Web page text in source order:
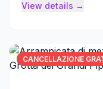
View details →
CANCELLAZIONE